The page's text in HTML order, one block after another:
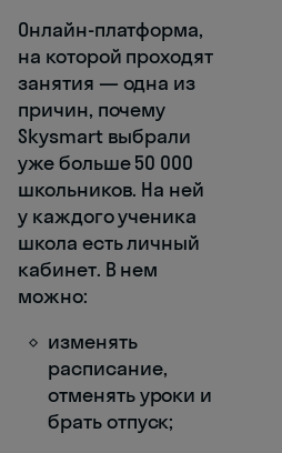
Онлайн-платформа,
на которой проходят
занятия — одна из
причин, почему
Skysmart выбрали
уже больше 50 000
школьников. На ней
у каждого ученика
школа есть личный
кабинет. В нем
можно:
изменять
расписание,
отменять уроки и
брать отпуск;